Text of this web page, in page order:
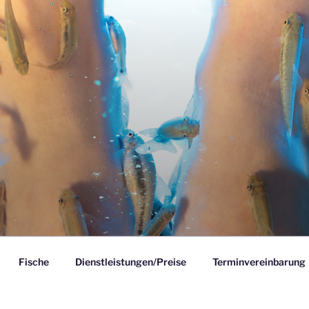
HEIMANN
Fische Dienstleistungen/Preise Terminvereinbarung